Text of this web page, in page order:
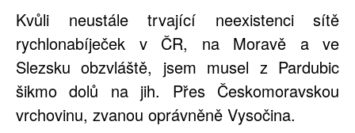
Kvůli neustále trvající neexistenci sítě
rychlonabíječek v ČR, na Moravě a ve
Slezsku obzvláště, jsem musel z Pardubic
šikmo dolů na jih. Přes Českomoravskou
vrchovinu, zvanou oprávněně Vysočina.